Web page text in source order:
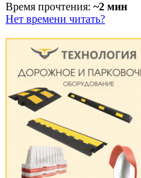
Время прочтения: ~2 мин
Нет времени читать?